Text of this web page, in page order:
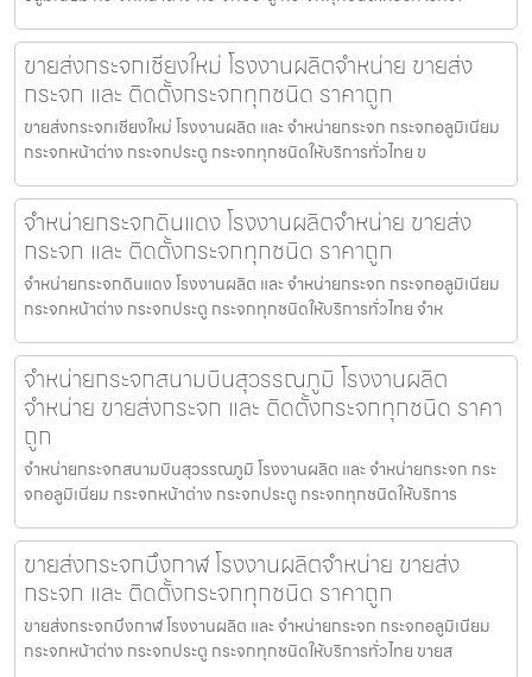
ขายส่งกระจกเชียงใหม่ โรงงานผลิตจำหน่าย ขายส่ง
กระจก และ ติดตั้งกระจกทุกชนิด ราคาถูก
ขายส่งกระจกเชียงใหม่ โรงงานผลิต และ จำหน่ายกระจก กระจกอลูมิเนียม
กระจกหน้าต่าง กระจกประตู กระจกทุกชนิดให้บริการทั่วไทย ข
จำหน่ายกระจกดินแดง โรงงานผลิตจำหน่าย ขายส่ง
กระจก และ ติดตั้งกระจกทุกชนิด ราคาถูก
จำหน่ายกระจกดินแดง โรงงานผลิต และ จำหน่ายกระจก กระจกอลูมิเนียม
กระจกหน้าต่าง กระจกประตู กระจกทุกชนิดให้บริการทั่วไทย จำห
จำหน่ายกระจกสนามบินสุวรรณภูมิ โรงงานผลิต
จำหน่าย ขายส่งกระจก และ ติดตั้งกระจกทุกชนิด ราคา
ถูก
จำหน่ายกระจกสนามบินสุวรรณภูมิ โรงงานผลิต และ จำหน่ายกระจก กระ
จกอลูมิเนียม กระจกหน้าต่าง กระจกประตู กระจกทุกชนิดให้บริการ
ขายส่งกระจกบึงกาฬ โรงงานผลิตจำหน่าย ขายส่ง
กระจก และ ติดตั้งกระจกทุกชนิด ราคาถูก
ขายส่งกระจกบึงกาฬ โรงงานผลิต และ จำหน่ายกระจก กระจกอลูมิเนียม
กระจกหน้าต่าง กระจกประตู กระจกทุกชนิดให้บริการทั่วไทย ขายส